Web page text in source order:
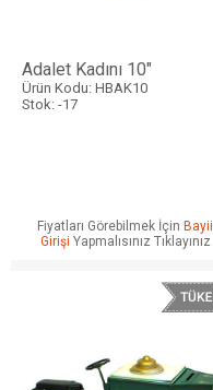
Adalet Kadını 10"
Ürün Kodu: HBAK10
Stok: -17
Fiyatları Görebilmek İçin Bayii
Girişi Yapmalısınız Tıklayınız